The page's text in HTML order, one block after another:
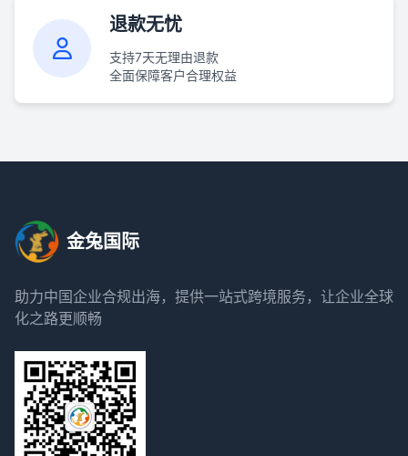
退款无忧
支持7天无理由退款
全面保障客户合理权益
金兔国际
助力中国企业合规出海，提供一站式跨境服务，让企业全球
化之路更顺畅